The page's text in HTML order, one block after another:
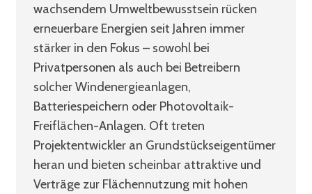
wachsendem Umweltbewusstsein rücken
erneuerbare Energien seit Jahren immer
stärker in den Fokus – sowohl bei
Privatpersonen als auch bei Betreibern
solcher Windenergieanlagen,
Batteriespeichern oder Photovoltaik-
Freiflächen-Anlagen. Oft treten
Projektentwickler an Grundstückseigentümer
heran und bieten scheinbar attraktive und
Verträge zur Flächennutzung mit hohen